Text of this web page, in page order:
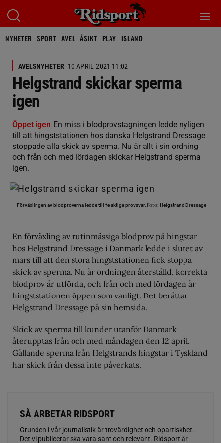
NYHETER SPORT AVEL ÅSIKT PLAY ISLAND
AVELSNYHETER 10 APRIL 2021 11:02
Helgstrand skickar sperma
igen
Öppet igen En miss i blodprovstagningen ledde nyligen
till att hingststationen hos danska Helgstrand Dressage
stoppade alla skick av sperma. Nu är allt i sin ordning
och från och med lördagen skickar Helgstrand sperma
igen.
Förväxlingen av blodproverna ledde till felaktiga provsvar. Foto: Helgstrand Dressage
En förväxling av rutinmässiga blodprov på hingstar
hos Helgstrand Dressage i Danmark ledde i slutet av
mars till att den stora hingststationen fick stoppa
skick av sperma. Nu är ordningen återställd, korrekta
blodprov är utförda, och från och med lördagen är
hingststationen öppen som vanligt. Det berättar
Helgstrand Dressage på sin hemsida.
Skick av sperma till kunder utanför Danmark
återupptas från och med måndagen den 12 april.
Gällande sperma från Helgstrands hingstar i Tyskland
har skick från dessa inte påverkats.
SÅ ARBETAR RIDSPORT
Grunden i vår journalistik är trovärdighet och opartiskhet.
Det vi publicerar ska vara sant och relevant. Ridsport är